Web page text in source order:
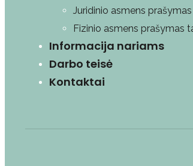
Juridinio asmens
Fizinio asmens prašymas
Informacija nariams
Darbo teisė
Kontaktai